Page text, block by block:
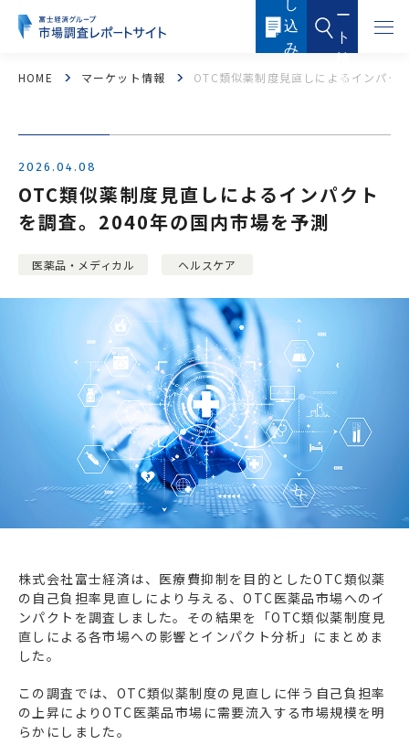
し
込
み
内
ー
ト
検
索
フード・フードサービス
化粧品・トイレタリー
産業機器・制御機器 電子機器・電子部品
ICTソリューション・サービス ケミカル・マテリアル
エネルギー 環境・社会・インフラ
建築・住宅 自動車・輸送
その他
HOME マーケット情報 OTC類似薬制度見直しによるインパク
2026.04.08
OTC類似薬制度見直しによるインパクト
を調査。2040年の国内市場を予測
医薬品・メディカル ヘルスケア
株式会社富士経済は、医療費抑制を目的としたOTC類似薬
の自己負担率見直しにより与える、OTC医薬品市場へのイ
ンパクトを調査しました。その結果を「OTC類似薬制度見
直しによる各市場への影響とインパクト分析」にまとめま
した。
この調査では、OTC類似薬制度の見直しに伴う自己負担率
の上昇によりOTC医薬品市場に需要流入する市場規模を明
らかにしました。